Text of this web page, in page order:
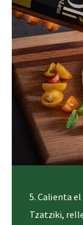
5. Calienta
Tzatziki,